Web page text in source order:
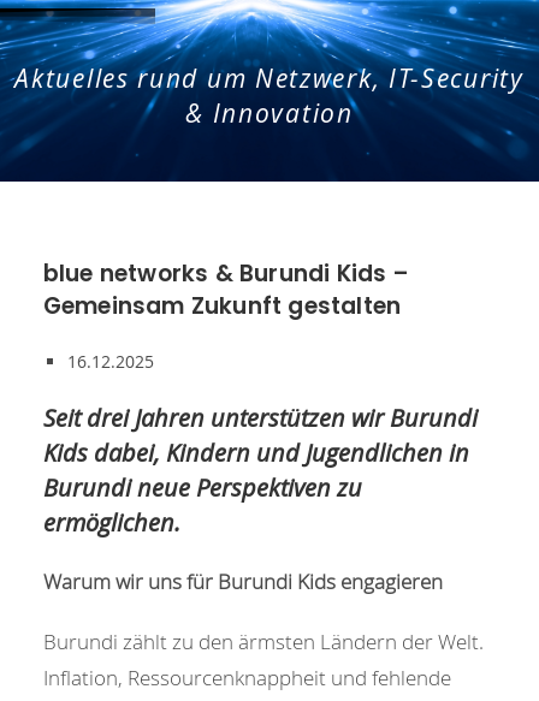
Aktuelles rund um Netzwerk, IT-Security
& Innovation
blue networks & Burundi Kids –
Gemeinsam Zukunft gestalten
16.12.2025
Seit drei Jahren unterstützen wir Burundi
Kids dabei, Kindern und Jugendlichen in
Burundi neue Perspektiven zu
ermöglichen.
Warum wir uns für Burundi Kids engagieren
Burundi zählt zu den ärmsten Ländern der Welt.
Inflation, Ressourcenknappheit und fehlende